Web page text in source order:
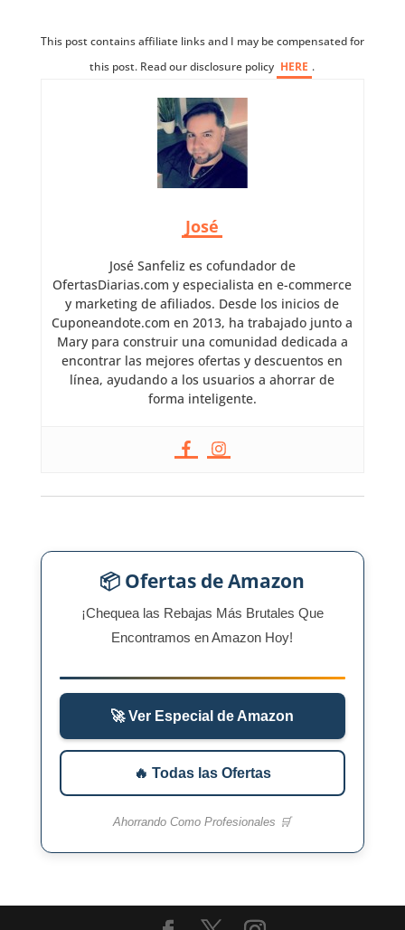
This post contains affiliate links and I may be compensated for
this post. Read our disclosure policy HERE .
José
José Sanfeliz es cofundador de
OfertasDiarias.com y especialista en e-commerce
y marketing de afiliados. Desde los inicios de
Cuponeandote.com en 2013, ha trabajado junto a
Mary para construir una comunidad dedicada a
encontrar las mejores ofertas y descuentos en
línea, ayudando a los usuarios a ahorrar de
forma inteligente.
📦 Ofertas de Amazon
¡Chequea las Rebajas Más Brutales Que
Encontramos en Amazon Hoy!
🚀 Ver Especial de Amazon
🔥 Todas las Ofertas
Ahorrando Como Profesionales 🛒